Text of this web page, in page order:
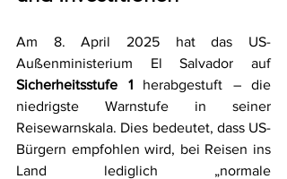
Am 8. April 2025 hat das US-
Außenministerium El Salvador auf
Sicherheitsstufe 1 herabgestuft – die
niedrigste Warnstufe in seiner
Reisewarnskala. Dies bedeutet, dass US-
Bürgern empfohlen wird, bei Reisen ins
Land lediglich „normale